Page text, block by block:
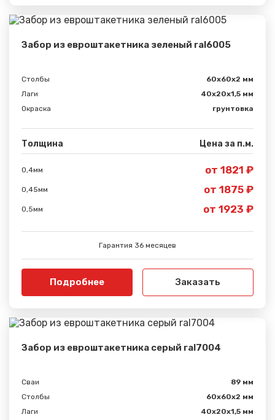
Забор из евроштакетника зеленый ral6005
Столбы
60х60х2 мм
Лаги
40х20х1,5 мм
Окраска
грунтовка
Толщина Цена за п.м.
0,4мм от 1821 ₽
0,45мм от 1875 ₽
0,5мм от 1923 ₽
Гарантия 36 месяцев
Подробнее Заказать
Забор из евроштакетника серый ral7004
Сваи
89 мм
Столбы
60х60х2 мм
Лаги
40х20х1,5 мм
Сообщение успешно
Спасибо за обращение, наш специалист свяжется с